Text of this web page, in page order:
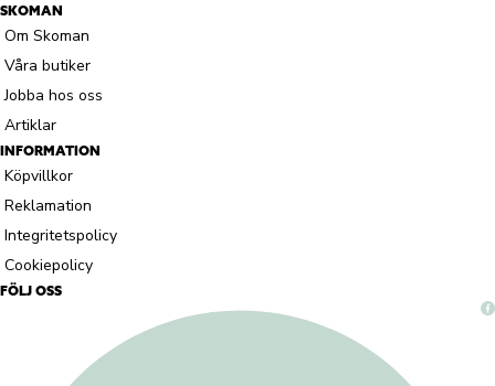
SKOMAN
Om Skoman
Våra butiker
Jobba hos oss
Artiklar
INFORMATION
Köpvillkor
Reklamation
Integritetspolicy
Cookiepolicy
FÖLJ OSS